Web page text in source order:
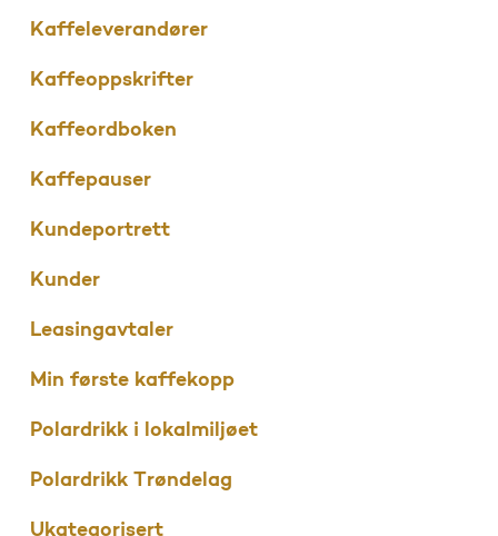
Kaffeleverandører
Kaffeoppskrifter
Kaffeordboken
Kaffepauser
Kundeportrett
Kunder
Leasingavtaler
Min første kaffekopp
Polardrikk i lokalmiljøet
Polardrikk Trøndelag
Ukategorisert